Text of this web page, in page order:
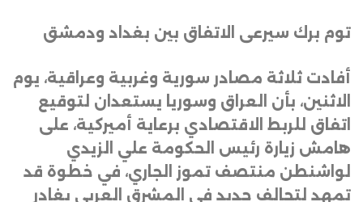
توم برك سيرعى الاتفاق بين بغداد ودمشق
أفادت ثلاثة مصادر سورية وغربية وعراقية، يوم
الاثنين، بأن العراق وسوريا يستعدان لتوقيع
اتفاق للربط الاقتصادي برعاية أميركية، على
هامش زيارة رئيس الحكومة علي الزيدي
لواشنطن منتصف تموز الجاري، في خطوة قد
تمهد لتحالف جديد في المشرق العربي يغادر